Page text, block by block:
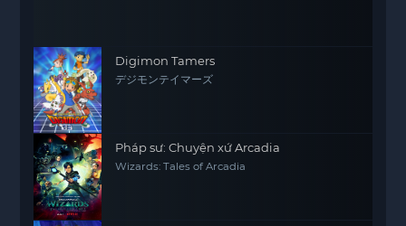
Digimon Tamers
デジモンテイマーズ
Pháp sư: Chuyện xứ Arcadia
Wizards: Tales of Arcadia